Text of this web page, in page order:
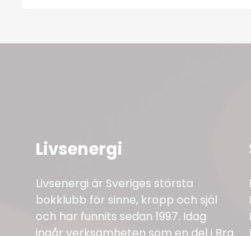
Livsenergi
Livsenergi är Sveriges största
bokklubb för sinne, kropp och själ
och har funnits sedan 1997. Idag
ingår verksamheten som en del i Bra